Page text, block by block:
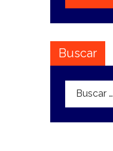
Buscar
Buscar: